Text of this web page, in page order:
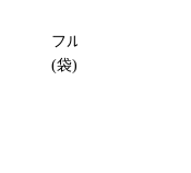
フルーツ麦茶（れ
(袋)